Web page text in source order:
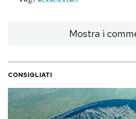
Mostra i
CONSIGLIATI